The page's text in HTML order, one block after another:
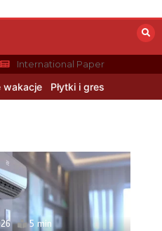
International Paper
Matematyczna precyzja,
5 min